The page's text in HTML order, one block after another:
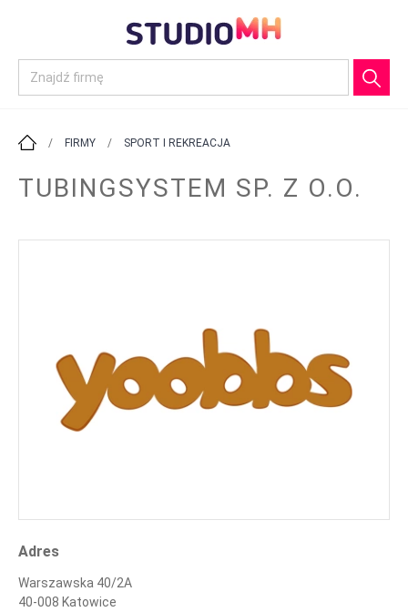
/ FIRMY / SPORT I REKREACJA
TUBINGSYSTEM SP. Z O.O.
Adres
Warszawska 40/2A
40-008 Katowice